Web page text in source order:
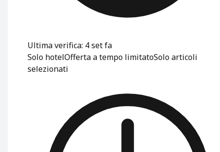
Ultima verifica: 4 set fa
Solo hotelOfferta a tempo limitatoSolo articoli
selezionati